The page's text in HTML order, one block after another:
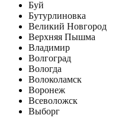
Буй
Бутурлиновка
Великий Новгород
Верхняя Пышма
Владимир
Волгоград
Вологда
Волоколамск
Воронеж
Всеволожск
Выборг